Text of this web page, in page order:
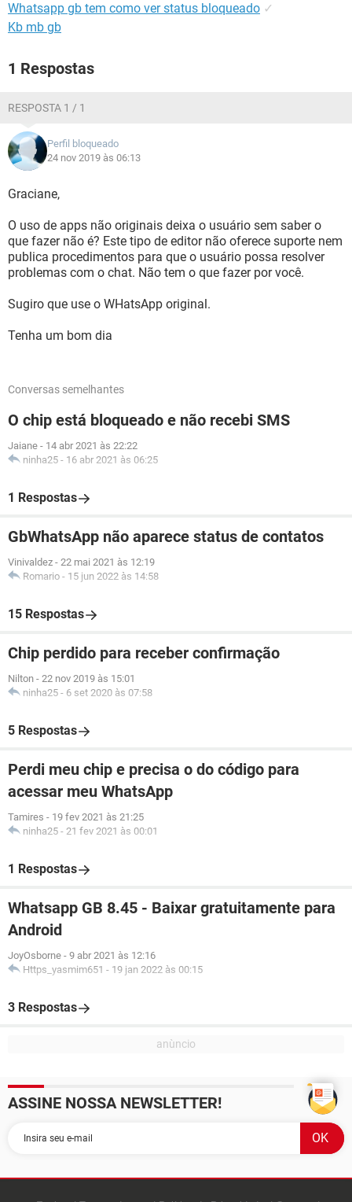
Whatsapp gb tem como ver status bloqueado ✓
Kb mb gb
1 Respostas
RESPOSTA 1 / 1
Perfil bloqueado
24 nov 2019 às 06:13
Graciane,
O uso de apps não originais deixa o usuário sem saber o
que fazer não é? Este tipo de editor não oferece suporte nem
publica procedimentos para que o usuário possa resolver
problemas com o chat. Não tem o que fazer por você.
Sugiro que use o WHatsApp original.
Tenha um bom dia
Conversas semelhantes
O chip está bloqueado e não recebi SMS
Jaiane - 14 abr 2021 às 22:22
ninha25 - 16 abr 2021 às 06:25
1 Respostas
GbWhatsApp não aparece status de contatos
Vinivaldez - 22 mai 2021 às 12:19
Romario - 15 jun 2022 às 14:58
15 Respostas
Chip perdido para receber confirmação
Nilton - 22 nov 2019 às 15:01
ninha25 - 6 set 2020 às 07:58
5 Respostas
Perdi meu chip e precisa o do código para
acessar meu WhatsApp
Tamires - 19 fev 2021 às 21:25
ninha25 - 21 fev 2021 às 00:01
1 Respostas
Whatsapp GB 8.45 - Baixar gratuitamente para
Android
JoyOsborne - 9 abr 2021 às 12:16
Https_yasmim651 - 19 jan 2022 às 00:15
3 Respostas
ASSINE NOSSA NEWSLETTER!